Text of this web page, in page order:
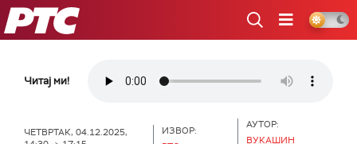
РТС
Читај ми!
ЧЕТВРТАК, 04.12.2025,
ИЗВОР:
АУТОР:
ВУКАШИН